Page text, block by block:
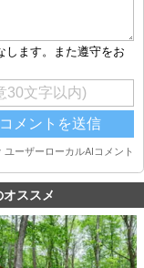
ススメ